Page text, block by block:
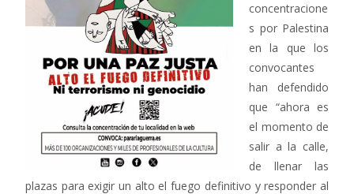
concentracione
s por Palestina
en la que los
convocantes
han defendido
que “ahora es
el momento de
salir a la calle,
de llenar las
plazas para exigir un alto el fuego definitivo y responder al